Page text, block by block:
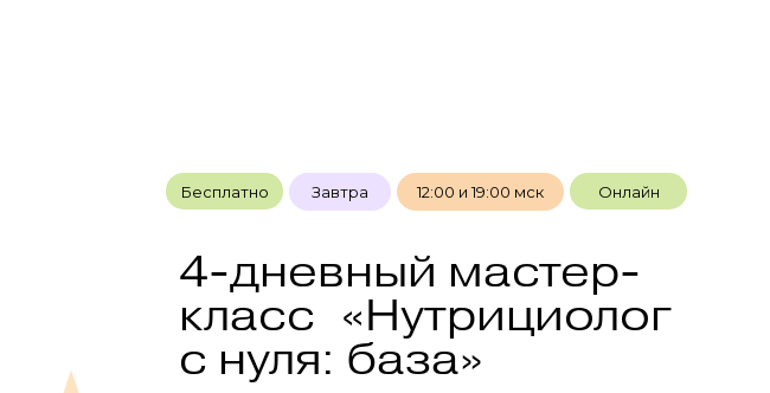
Онлайн
Бесплатно 12:00 и 19:00 мск
Завтра
4-дневный мастер-
класс «Нутрициолог
с нуля: база»